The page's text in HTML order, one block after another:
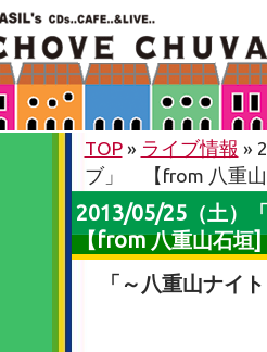
TOP» ライブ情報 »
ブ」 【from 八重
2013/05/25（土）
【from 八重山石垣]
「～八重山ナイ